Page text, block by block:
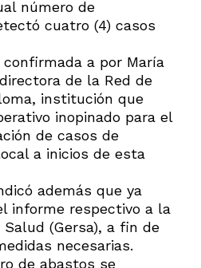
número de
cuatro (4) casos
a por María
de la Red de
institución que
inopinado para el
de casos de
a inicios de esta
además que ya
informe respectivo a la
Salud (Gersa), a fin de
necesarias.
de abastos se